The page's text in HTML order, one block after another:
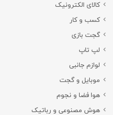
کالای الکترونیک
کسب و کار
گجت بازی
لپ تاپ
لوازم جانبی
موبایل و گجت
هوا فضا و نجوم
هوش مصنوعی و رباتیک